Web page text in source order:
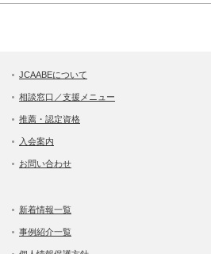
JCAABEについて
相談窓口／支援メニュー
推薦・認定資格
入会案内
お問い合わせ
新着情報一覧
事例紹介一覧